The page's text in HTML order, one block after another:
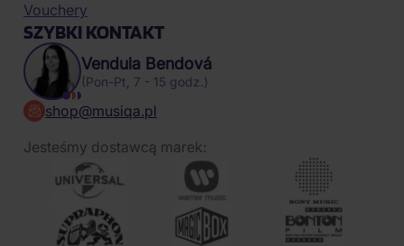
Vouchery
SZYBKI KONTAKT
Vendula Bendová
(Pon-Pt, 7 - 15 godz.)
shop@musiqa.pl
Jesteśmy dostawcą marek: